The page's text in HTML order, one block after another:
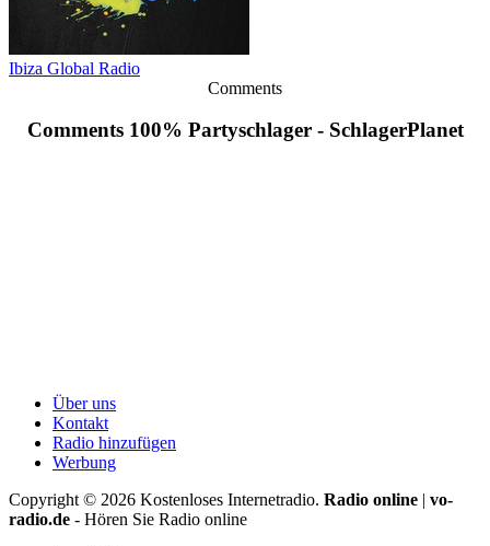
Ibiza Global Radio
Comments
Comments 100% Partyschlager - SchlagerPlanet
Über uns
Kontakt
Radio hinzufügen
Werbung
Copyright © 2026 Kostenloses Internetradio. Radio online | vo-
radio.de - Hören Sie Radio online